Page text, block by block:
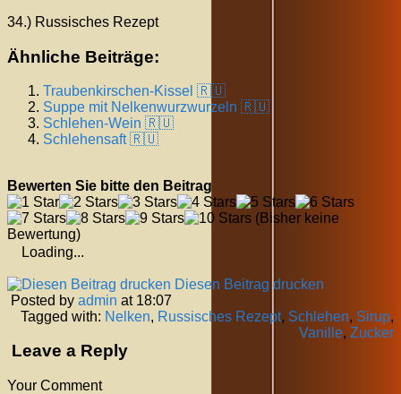
34.) Russisches Rezept
Ähnliche Beiträge:
Traubenkirschen-Kissel 🇷🇺
Suppe mit Nelkenwurzwurzeln 🇷🇺
Schlehen-Wein 🇷🇺
Schlehensaft 🇷🇺
Bewerten Sie bitte den Beitrag
(Bisher keine
Bewertung)
Loading...
Diesen Beitrag drucken
Posted by admin at 18:07
Tagged with: Nelken, Russisches Rezept, Schlehen, Sirup,
Vanille, Zucker
Leave a Reply
Your Comment